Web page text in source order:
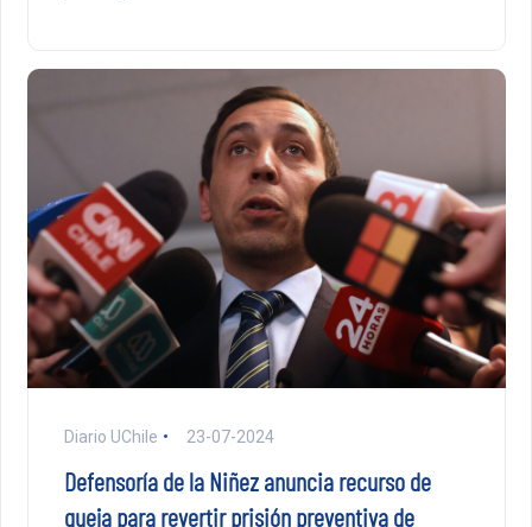
Diario UChile 23-07-2024
Defensoría de la Niñez anuncia recurso de
queja para revertir prisión preventiva de